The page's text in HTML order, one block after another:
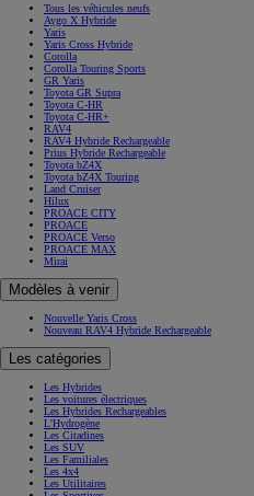
Tous les véhicules neufs
Aygo X Hybride
Yaris
Yaris Cross Hybride
Corolla
Corolla Touring Sports
GR Yaris
Toyota GR Supra
Toyota C-HR
Toyota C-HR+
RAV4
RAV4 Hybride Rechargeable
Prius Hybride Rechargeable
Toyota bZ4X
Toyota bZ4X Touring
Land Cruiser
Hilux
PROACE CITY
PROACE
PROACE Verso
PROACE MAX
Mirai
Modèles à venir
Nouvelle Yaris Cross
Nouveau RAV4 Hybride Rechargeable
Les catégories
Les Hybrides
Les voitures électriques
Les Hybrides Rechargeables
L'Hydrogène
Les Citadines
Les SUV
Les Familiales
Les 4x4
Les Utilitaires